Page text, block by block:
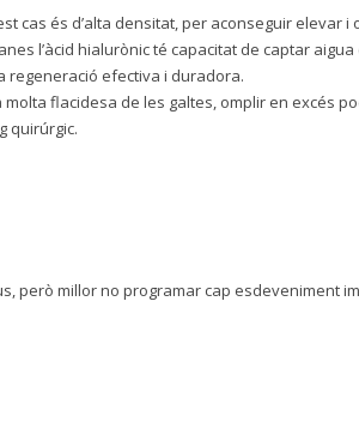
cas és d’alta densitat, per aconseguir elevar i
l’àcid hialurònic té capacitat de captar
regeneració efectiva i duradora.
flacidesa de les galtes, omplir en excés
quirúrgic.
però millor no programar cap esdeveniment